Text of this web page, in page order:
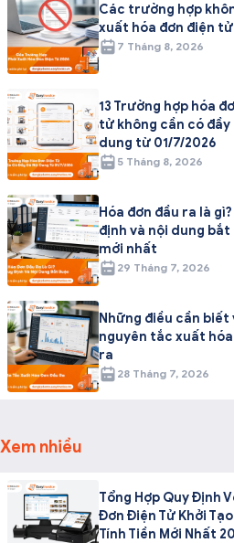
Các trường hợp
xuất hóa đơn điện tử
7 Tháng 8, 2026
13 Trường hợp hóa
tử không cần có đầy
dung từ 01/7/2026
5 Tháng 8, 2026
Hóa đơn đầu ra là
định và nội dung bắt
mới nhất
29 Tháng 7, 2026
Những điều cần biết
nguyên tắc xuất hóa
ra
28 Tháng 7, 2026
Xem nhiều
Tổng Hợp Quy Định
Đơn Điện Tử Khởi
Tính Tiền Mới Nhất